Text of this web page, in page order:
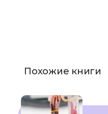
Похожие книги